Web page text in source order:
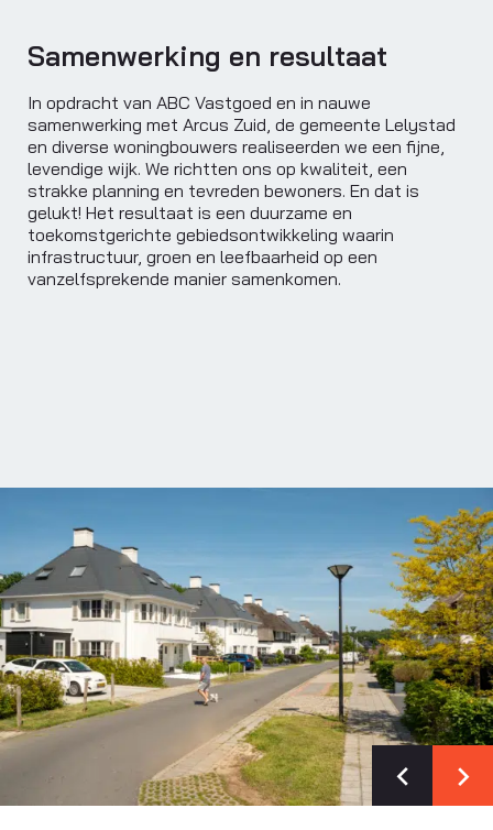
Samenwerking en resultaat
In opdracht van ABC Vastgoed en in nauwe
samenwerking met Arcus Zuid, de gemeente Lelystad
en diverse woningbouwers realiseerden we een fijne,
levendige wijk. We richtten ons op kwaliteit, een
strakke planning en tevreden bewoners. En dat is
gelukt! Het resultaat is een duurzame en
toekomstgerichte gebiedsontwikkeling waarin
infrastructuur, groen en leefbaarheid op een
vanzelfsprekende manier samenkomen.